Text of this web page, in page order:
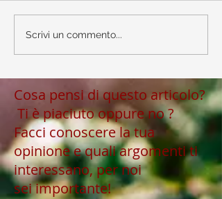
Scrivi un commento...
Cosa pensi di questo articolo?
Ti è piaciuto oppure no ?
Facci conoscere la tua
opinione e quali argomenti ti
interessano, per noi
sei importante!